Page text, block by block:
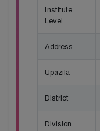
Institute
Level
Address
Upazila
District
Division